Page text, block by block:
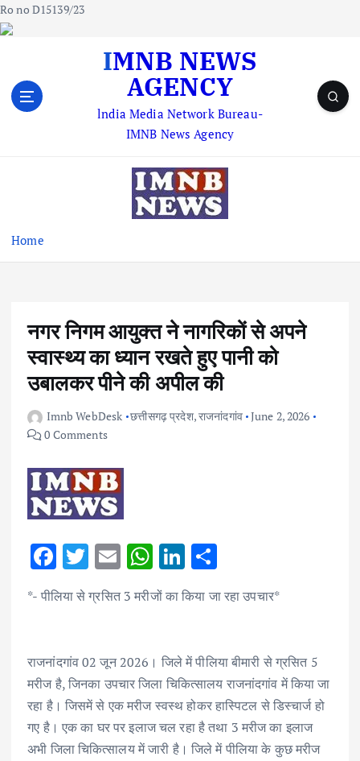
Ro no D15139/23
IMNB NEWS
AGENCY
lndia Media Network Bureau-
IMNB News Agency
Home
नगर निगम आयुक्त ने नागरिकों से अपने
स्वास्थ्य का ध्यान रखते हुए पानी को
उबालकर पीने की अपील की
Imnb WebDesk छत्तीसगढ़ प्रदेश,राजनांदगांव June 2, 2026
0 Comments
F
ac
e
o
o
k
T
w
it
r
E
m
ai
W
h
at
A
p
p
Li
n
k
dI
n
ar
*- पीलिया से ग्रसित 3 मरीजों का किया जा रहा उपचार*
राजनांदगांव 02 जून 2026। जिले में पीलिया बीमारी से ग्रसित 5
मरीज है, जिनका उपचार जिला चिकित्सालय राजनांदगांव में किया जा
रहा है। जिसमें से एक मरीज स्वस्थ होकर हास्पिटल से डिस्चार्ज हो
गए है। एक का घर पर इलाज चल रहा है तथा 3 मरीज का इलाज
अभी जिला चिकित्सालय में जारी है। जिले में पीलिया के कुछ मरीज